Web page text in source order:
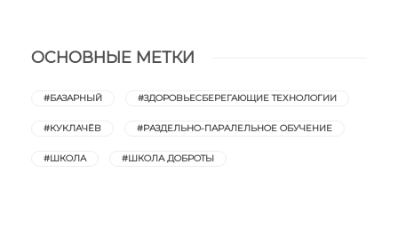
ОСНОВНЫЕ МЕТКИ
#БАЗАРНЫЙ #ЗДОРОВЬЕСБЕРЕГАЮЩИЕ ТЕХНОЛОГИИ
#КУКЛАЧЁВ #РАЗДЕЛЬНО-ПАРАЛЕЛЬНОЕ ОБУЧЕНИЕ
#ШКОЛА #ШКОЛА ДОБРОТЫ